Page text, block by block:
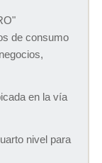
de consumo
en la vía
nivel para